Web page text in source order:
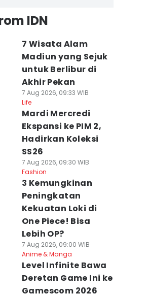
IDN
7 Wisata Alam
Madiun yang Sejuk
untuk Berlibur di
Akhir Pekan
7 Aug 2026, 09:33 WIB
Life
Mardi Mercredi
Ekspansi ke PIM 2,
Hadirkan Koleksi
SS26
7 Aug 2026, 09:30 WIB
Fashion
3 Kemungkinan
Peningkatan
Kekuatan Loki di
One Piece! Bisa
Lebih OP?
7 Aug 2026, 09:00 WIB
Anime & Manga
Level Infinite Bawa
Deretan Game Ini ke
Gamescom 2026